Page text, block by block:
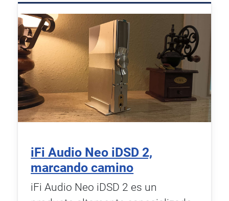
iFi Audio Neo iDSD 2,
marcando camino
iFi Audio Neo iDSD 2 es un